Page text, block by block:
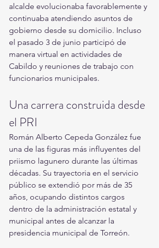
alcalde evolucionaba favorablemente y
continuaba atendiendo asuntos de
gobierno desde su domicilio. Incluso
el pasado 3 de junio participó de
manera virtual en actividades de
Cabildo y reuniones de trabajo con
funcionarios municipales.
Una carrera construida desde
el PRI
Román Alberto Cepeda González fue
una de las figuras más influyentes del
priismo lagunero durante las últimas
décadas. Su trayectoria en el servicio
público se extendió por más de 35
años, ocupando distintos cargos
dentro de la administración estatal y
municipal antes de alcanzar la
presidencia municipal de Torreón.